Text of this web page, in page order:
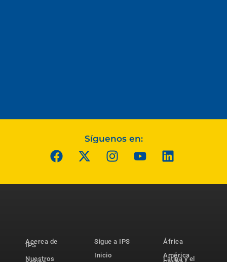
Síguenos en:
Acerca de
IPS
Nuestros
Sigue a IPS
Inicio
África
América
Latina y el